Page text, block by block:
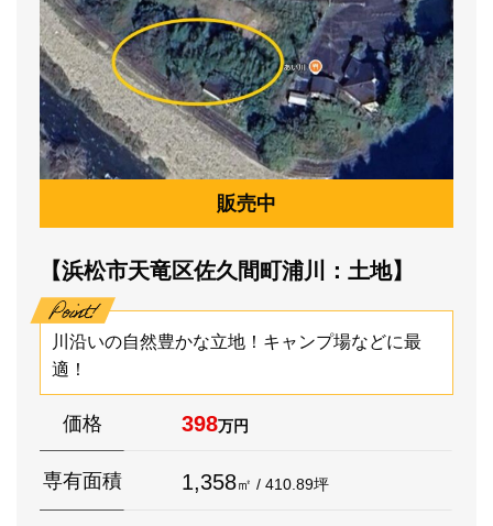
販売中
【浜松市天竜区佐久間町浦川：土地】
川沿いの自然豊かな立地！キャンプ場などに最
適！
価格 398万円
専有面積 1,358㎡ / 410.89坪